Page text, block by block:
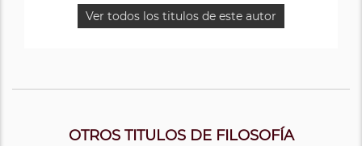
Ver todos los titulos de este autor
OTROS TITULOS DE FILOSOFÍA